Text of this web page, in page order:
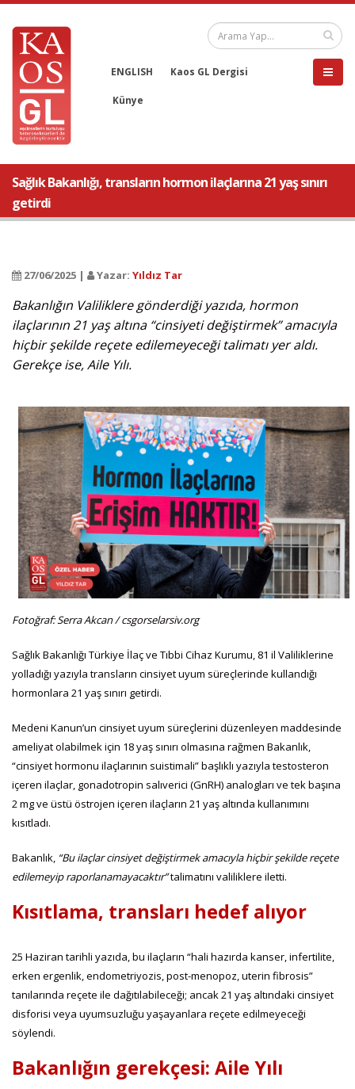
ENGLISH Kaos GL Dergisi
Künye
Sağlık Bakanlığı, transların hormon ilaçlarına 21 yaş sınırı
getirdi
27/06/2025 | Yazar: Yıldız Tar
Bakanlığın Valiliklere gönderdiği yazıda, hormon
ilaçlarının 21 yaş altına “cinsiyeti değiştirmek” amacıyla
hiçbir şekilde reçete edilemeyeceği talimatı yer aldı.
Gerekçe ise, Aile Yılı.
Fotoğraf: Serra Akcan / csgorselarsiv.org
Sağlık Bakanlığı Türkiye İlaç ve Tıbbi Cihaz Kurumu, 81 il Valiliklerine
yolladığı yazıyla transların cinsiyet uyum süreçlerinde kullandığı
hormonlara 21 yaş sınırı getirdi.
Medeni Kanun’un cinsiyet uyum süreçlerini düzenleyen maddesinde
ameliyat olabilmek için 18 yaş sınırı olmasına rağmen Bakanlık,
“cinsiyet hormonu ilaçlarının suistimali” başlıklı yazıyla testosteron
içeren ilaçlar, gonadotropin salıverici (GnRH) analogları ve tek başına
2 mg ve üstü östrojen içeren ilaçların 21 yaş altında kullanımını
kısıtladı.
Bakanlık, “Bu ilaçlar cinsiyet değiştirmek amacıyla hiçbir şekilde reçete
edilemeyip raporlanamayacaktır”talimatını valiliklere iletti.
Kısıtlama, transları hedef alıyor
25 Haziran tarihli yazıda, bu ilaçların “hali hazırda kanser, infertilite,
erken ergenlik, endometriyozis, post-menopoz, uterin fibrosis”
tanılarında reçete ile dağıtılabileceği; ancak 21 yaş altındaki cinsiyet
disforisi veya uyumsuzluğu yaşayanlara reçete edilmeyeceği
söylendi.
Bakanlığın gerekçesi: Aile Yılı